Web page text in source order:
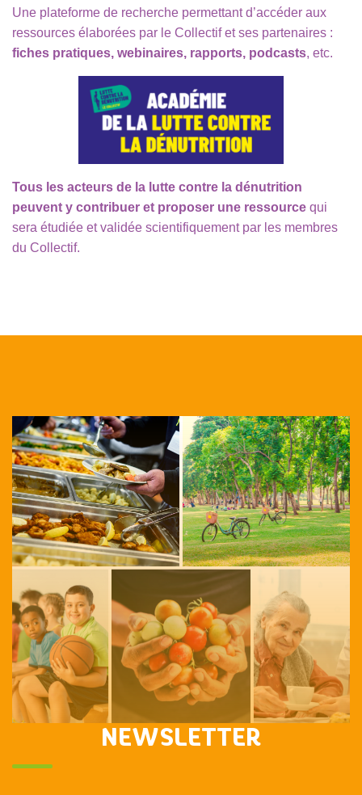
Une plateforme de recherche permettant d’accéder aux
ressources élaborées par le Collectif et ses partenaires :
fiches pratiques, webinaires, rapports, podcasts, etc.
Tous les acteurs de la lutte contre la dénutrition
peuvent y contribuer et proposer une ressource qui
sera étudiée et validée scientifiquement par les membres
du Collectif.
NEWSLETTER